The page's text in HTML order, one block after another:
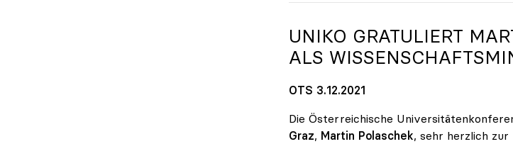
UNIKO GRATULIERT
ALS
OTS 3.12.2021
Die Österreichische
Graz, Martin Polaschek, sehr herzlich